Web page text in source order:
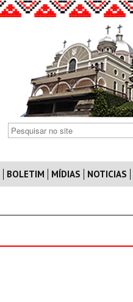
BOLETIM MÍDIAS NOTICIAS